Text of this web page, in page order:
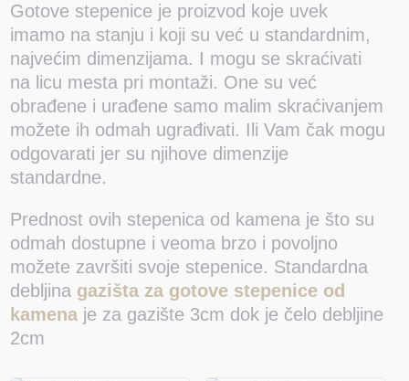
Gotove stepenice je proizvod koje uvek
imamo na stanju i koji su već u standardnim,
najvećim dimenzijama. I mogu se skraćivati
na licu mesta pri montaži. One su već
obrađene i urađene samo malim skraćivanjem
možete ih odmah ugrađivati. Ili Vam čak mogu
odgovarati jer su njihove dimenzije
standardne.
Prednost ovih stepenica od kamena je što su
odmah dostupne i veoma brzo i povoljno
možete završiti svoje stepenice. Standardna
debljina gazišta za gotove stepenice od
kamena je za gazište 3cm dok je čelo debljine
2cm